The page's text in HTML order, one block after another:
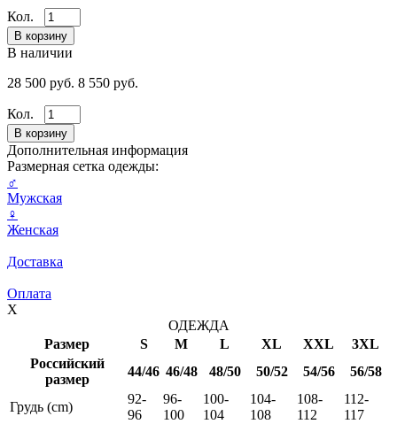
Кол.
В наличии
28 500 руб. 8 550 руб.
Кол.
Дополнительная информация
Размерная сетка одежды:
♂
Мужская
♀
Женская
Доставка
Оплата
X
ОДЕЖДА
Размер
S M L XL XXL
3XL
Российский
размер
44/46 46/48 48/50 50/52 54/56 56/58
Грудь (cm)
92-
96
96-
100
100-
104
104-
108
108-
112
112-
117